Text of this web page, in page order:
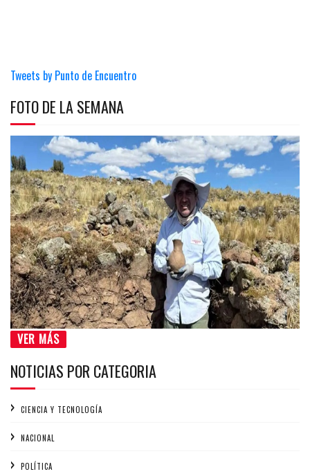
Tweets by Punto de Encuentro
FOTO DE LA SEMANA
VER MÁS
NOTICIAS POR CATEGORIA
CIENCIA Y TECNOLOGÍA
NACIONAL
POLÍTICA